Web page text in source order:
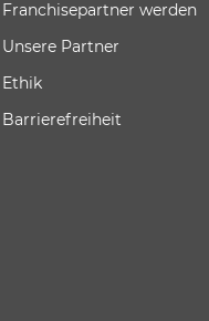
Franchisepartner werden
Unsere Partner
Ethik
Barrierefreiheit